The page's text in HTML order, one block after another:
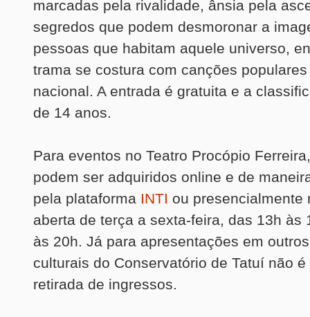
marcadas pela rivalidade, ânsia pela
segredos que podem desmoronar a
pessoas que habitam aquele universo,
trama se costura com canções
nacional. A entrada é gratuita e a
de 14 anos.
Para eventos no Teatro Procópio
podem ser adquiridos online e de
pela plataforma INTI ou presencialmente
aberta de terça a sexta-feira, das 13h às
às 20h. Já para apresentações em
culturais do Conservatório de Tatuí não
retirada de ingressos.